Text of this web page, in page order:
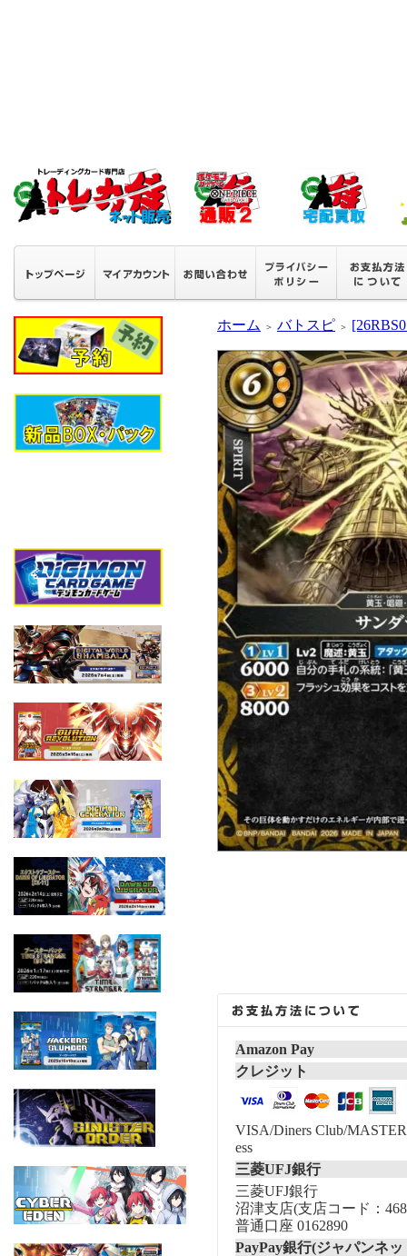
ホーム ＞ バトスピ ＞
Amazon Pay
クレジット
VISA/Diners Club/
ess
三菱UFJ銀行
三菱UFJ銀行
沼津支店(支店コード：
普通口座 0162890
PayPay銀行(ジャパンネ